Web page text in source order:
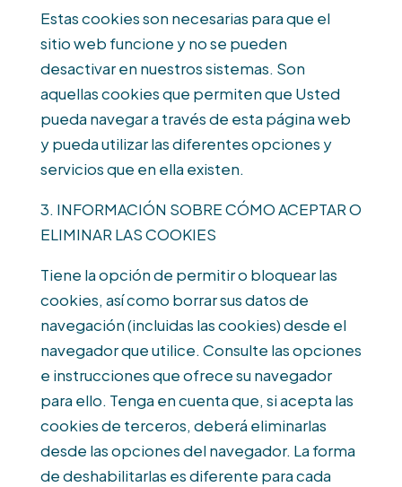
Estas cookies son necesarias para que el
sitio web funcione y no se pueden
desactivar en nuestros sistemas. Son
aquellas cookies que permiten que Usted
pueda navegar a través de esta página web
y pueda utilizar las diferentes opciones y
servicios que en ella existen.
3. INFORMACIÓN SOBRE CÓMO ACEPTAR O
ELIMINAR LAS COOKIES
Tiene la opción de permitir o bloquear las
cookies, así como borrar sus datos de
navegación (incluidas las cookies) desde el
navegador que utilice. Consulte las opciones
e instrucciones que ofrece su navegador
para ello. Tenga en cuenta que, si acepta las
cookies de terceros, deberá eliminarlas
desde las opciones del navegador. La forma
de deshabilitarlas es diferente para cada